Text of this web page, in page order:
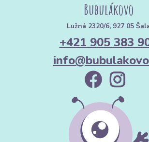
Bubulákovo
Lužná 2320/6, 927 05
+421 905 383